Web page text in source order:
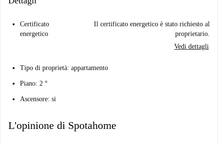
Certificato
energetico
Il certificato energetico è stato richiesto al
proprietario.
Vedi dettagli
Tipo di proprietà: appartamento
Piano: 2 °
Ascensore: si
L'opinione di Spotahome